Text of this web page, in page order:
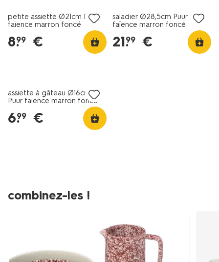
petite assiette Ø21cm Puur
faïence marron foncé
8.
99 €
saladier Ø28,5cm Puur
faïence marron foncé
21.
99 €
assiette à gâteau Ø16cm
Puur faïence marron foncé
6.
99 €
combinez-les !